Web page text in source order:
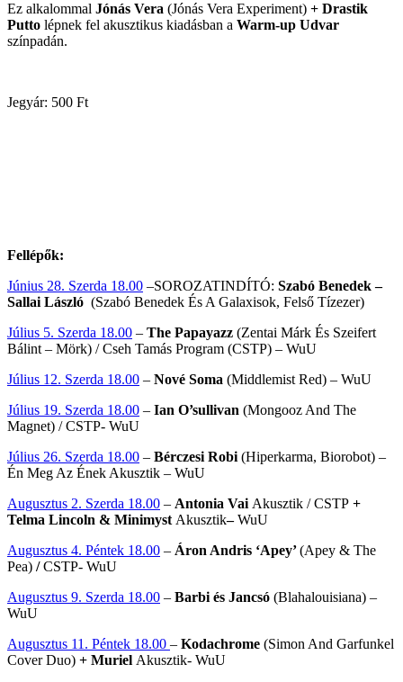
Ez alkalommal Jónás Vera (Jónás Vera Experiment) + Drastik
Putto lépnek fel akusztikus kiadásban a Warm-up Udvar
színpadán.
Jegyár: 500 Ft
Fellépők:
Június 28. Szerda 18.00 –SOROZATINDÍTÓ: Szabó Benedek –
Sallai László (Szabó Benedek És A Galaxisok, Felső Tízezer)
Július 5. Szerda 18.00 – The Papayazz (Zentai Márk És Szeifert
Bálint – Mörk) / Cseh Tamás Program (CSTP) – WuU
Július 12. Szerda 18.00 – Nové Soma (Middlemist Red) – WuU
Július 19. Szerda 18.00 – Ian O’sullivan (Mongooz And The
Magnet) / CSTP- WuU
Július 26. Szerda 18.00 – Bérczesi Robi(Hiperkarma, Biorobot) –
Én Meg Az Ének Akusztik – WuU
Augusztus 2. Szerda 18.00 – Antonia VaiAkusztik / CSTP +
Telma Lincoln & MinimystAkusztik–WuU
Augusztus 4. Péntek 18.00 – Áron Andris ‘Apey’(Apey & The
Pea) /CSTP- WuU
Augusztus 9. Szerda 18.00 – Barbi és Jancsó (Blahalouisiana) –
WuU
Augusztus 11. Péntek 18.00 – Kodachrome (Simon And Garfunkel
Cover Duo) + Muriel Akusztik- WuU